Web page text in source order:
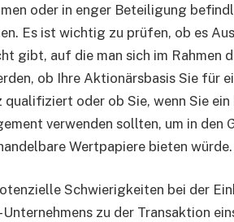
oder in enger Beteiligung
Es ist wichtig zu prüfen, ob es
gibt, auf die man sich im Rahmen
ob Ihre Aktionärsbasis Sie für
oder ob Sie, wenn Sie ein
verwenden sollten, um in den
Wertpapiere bieten würde.
Schwierigkeiten bei der
zu der Transaktion